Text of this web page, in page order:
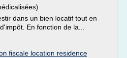
dans un bien locatif tout en
En fonction de la...
fiscale location residence